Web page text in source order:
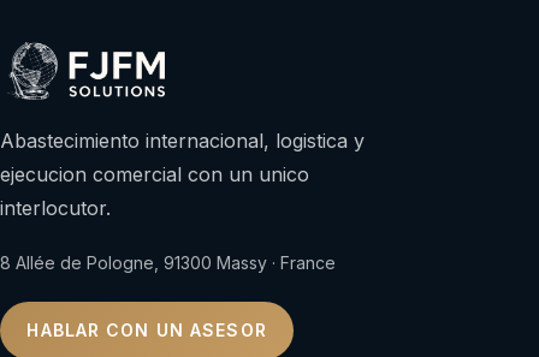
Abastecimiento internacional, logistica y
ejecucion comercial con un unico
interlocutor.
8 Allée de Pologne, 91300 Massy · France
HABLAR CON UN ASESOR